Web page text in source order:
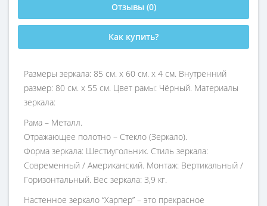
Отзывы (0)
Как купить?
Размеры зеркала: 85 см. х 60 см. х 4 см. Внутренний
размер: 80 см. х 55 см. Цвет рамы: Чёрный. Материалы
зеркала:
Рама – Металл.
Отражающее полотно – Стекло (Зеркало).
Форма зеркала: Шестиугольник. Стиль зеркала:
Современный / Американский. Монтаж: Вертикальный /
Горизонтальный. Вес зеркала: 3,9 кг.
Настенное зеркало “Харпер” – это прекрасное